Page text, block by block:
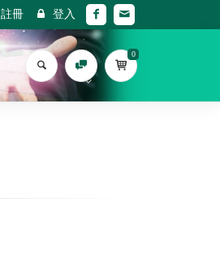
註冊 登入
0